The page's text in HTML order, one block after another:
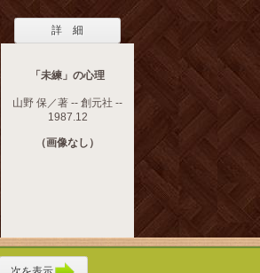
詳 細
「未練」の心理
山野 保／著 -- 創元社 --
1987.12
（画像なし）